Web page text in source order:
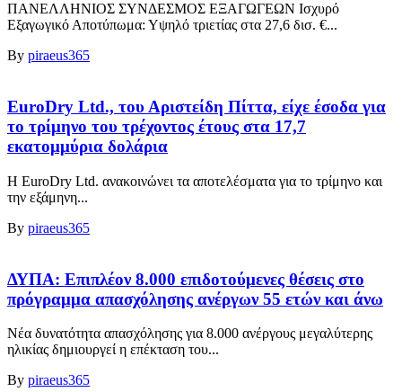
ΠΑΝΕΛΛΗΝΙΟΣ ΣΥΝΔΕΣΜΟΣ ΕΞΑΓΩΓΕΩΝ Ισχυρό
Εξαγωγικό Αποτύπωμα: Υψηλό τριετίας στα 27,6 δισ. €...
By piraeus365
EuroDry Ltd., του Αριστείδη Πίττα, είχε έσοδα για
το τρίμηνο του τρέχοντος έτους στα 17,7
εκατομμύρια δολάρια
Η EuroDry Ltd. ανακοινώνει τα αποτελέσματα για το τρίμηνο και
την εξάμηνη...
By piraeus365
ΔΥΠΑ: Επιπλέον 8.000 επιδοτούμενες θέσεις στο
πρόγραμμα απασχόλησης ανέργων 55 ετών και άνω
Νέα δυνατότητα απασχόλησης για 8.000 ανέργους μεγαλύτερης
ηλικίας δημιουργεί η επέκταση του...
By piraeus365